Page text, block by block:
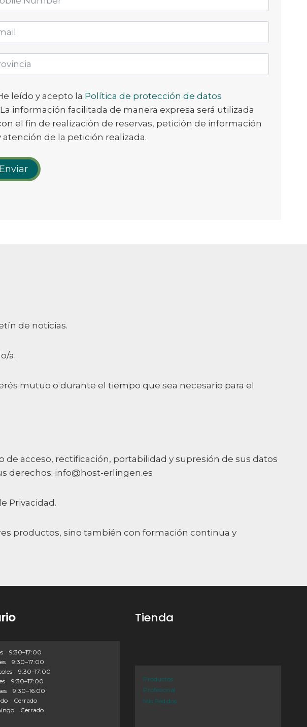
leído y acepto la Política de protección de datos
información facilitada de manera expresa será utilizada
el fin de realización de reservas, petición de información
atención de la petición realizada.
Enviar
de noticias.
a.
mutuo o durante el tiempo que sea necesario para el
acceso, rectificación, portabilidad y supresión de sus datos
derechos: info@host-erlingen.es
Privacidad.
productos, sino también con formación continua y
9:30–17:00
9:30–17:00
9:30–17:00
9:30–17:00
9:30–16:00
Cerrado
Cerrado
Tienda
Productos
Profesional
Mis Pedidos